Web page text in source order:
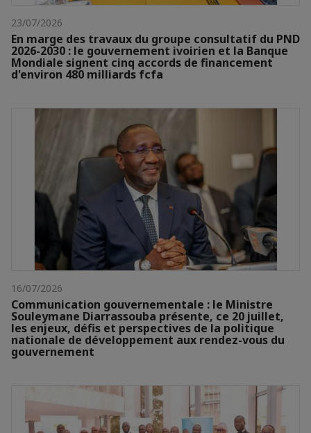
23/07/2026
En marge des travaux du groupe consultatif du PND
2026-2030 : le gouvernement ivoirien et la Banque
Mondiale signent cinq accords de financement
d'environ 480 milliards fcfa
16/07/2026
Communication gouvernementale : le Ministre
Souleymane Diarrassouba présente, ce 20 juillet,
les enjeux, défis et perspectives de la politique
nationale de développement aux rendez-vous du
gouvernement